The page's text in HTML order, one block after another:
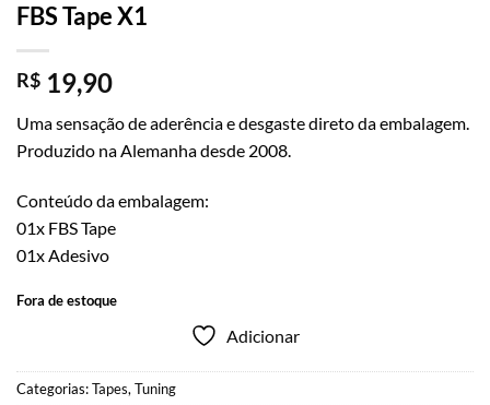
FBS Tape X1
R$ 19,90
Uma sensação de aderência e desgaste direto da embalagem.
Produzido na Alemanha desde 2008.
Conteúdo da embalagem:
01x FBS Tape
01x Adesivo
Fora de estoque
Adicionar
Categorias:Tapes,Tuning